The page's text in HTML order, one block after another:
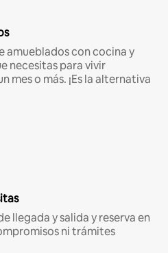
con cocina y
necesitas para vivir
mes o más. ¡Es la alternativa
llegada y salida y reserva en
ni trámites